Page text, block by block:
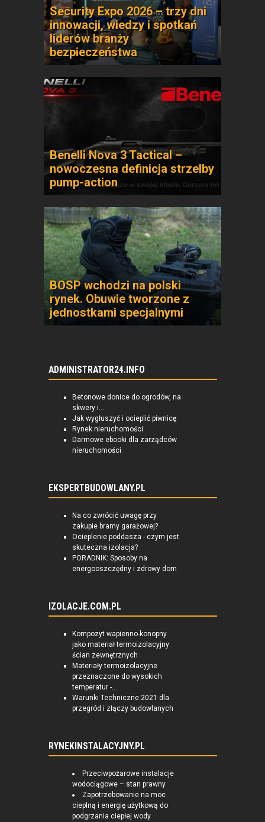
Security Expo 2026 – trzy dni
innowacji, wiedzy i spotkań
liderów branży
bezpieczeństwa
Benelli Nova 3 Tactical –
nowoczesna definicja strzelby
pump-action
BOSP wchodzi na polski
rynek. Obuwie tworzone z
jednostkami specjalnymi
ADMINISTRATOR24.INFO
Betonowe donice do ogrodów, na
skwery i...
Jak wygłuszyć i ocieplić piwnicę
Rynek nieruchomości
Darmowe ebooki dla zarządców
nieruchomości
EKSPERTBUDOWLANY.PL
Na co zwrócić uwagę przy
zakupie bramy garażowej?
Ocieplenie poddasza - czym jest
skuteczna izolacja?
PORADNIK: Sposoby na
energooszczędny i zdrowy dom
IZOLACJE.COM.PL
Kompozyt wapienno-konopny
jako materiał termoizolacyjny
ścian zewnętrznych
Materiały termoizolacyjne
przeznaczone do wysokich
temperatur -...
Warunki Techniczne 2021 dla
przegród i złączy budowlanych
RYNEKINSTALACYJNY.PL
Przeciwpożarowe instalacje
wodociągowe – stan prawny
Zapotrzebowanie na moc
cieplną i energię użytkową do
podgrzania ciepłej wody